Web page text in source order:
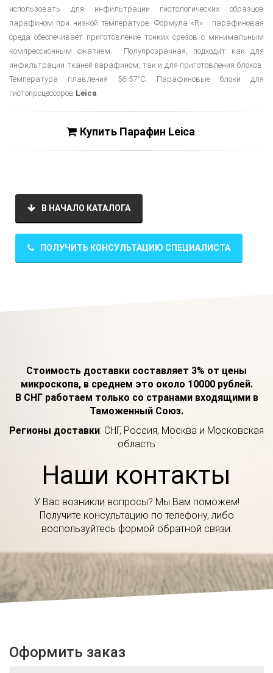
использовать для инфильтрации гистологических образцов
парафином при низкой температуре. Формула «R» - парафиновая
среда обеспечивает приготовление тонких срезов с минимальным
компрессионным сжатием. Полупрозрачная, подходит как для
инфильтрации тканей парафином, так и для приготовления блоков.
Температура плавления 56-57°С. Парафиновые блоки для
гистопроцессоров Leica.
Купить Парафин Leica
В НАЧАЛО КАТАЛОГА
ПОЛУЧИТЬ КОНСУЛЬТАЦИЮ СПЕЦИАЛИСТА
Стоимость доставки составляет 3% от цены
микроскопа, в среднем это около 10000 рублей.
В СНГ работаем только со странами входящими в
Таможенный Союз.
Регионы доставки: СНГ, Россия, Москва и Московская
область
Наши контакты
У Вас возникли вопросы? Мы Вам поможем!
Получите консультацию по телефону, либо
воспользуйтесь формой обратной связи:
Оформить заказ